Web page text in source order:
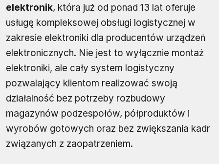
elektronik, która już od ponad 13 lat oferuje
usługę kompleksowej obsługi logistycznej w
zakresie elektroniki dla producentów urządzeń
elektronicznych. Nie jest to wyłącznie montaż
elektroniki, ale cały system logistyczny
pozwalający klientom realizować swoją
działalność bez potrzeby rozbudowy
magazynów podzespołów, półproduktów i
wyrobów gotowych oraz bez zwiększania kadr
związanych z zaopatrzeniem.